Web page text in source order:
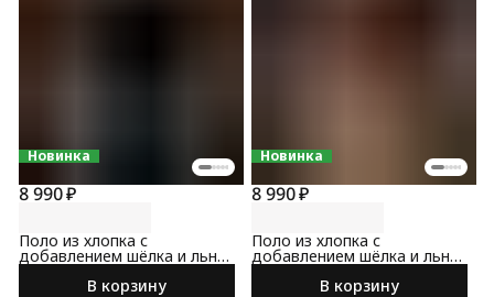
Новинка
8 990 ₽
Поло из хлопка с
добавлением шёлка и льна
темно-синего цвета
В корзину
Новинка
8 990 ₽
Поло из хлопка с
добавлением шёлка и льна
коричневого цвета
В корзину